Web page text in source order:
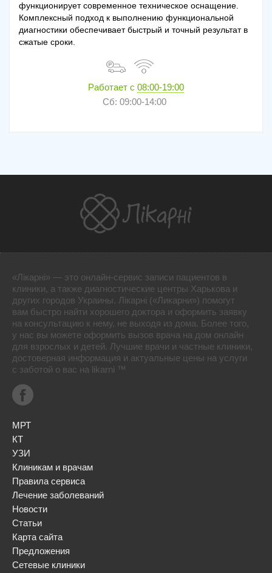
функционирует современное техническое оснащение.
Комплексный подход к выполнению функциональной
диагностики обеспечивает быстрый и точный результат в
сжатые сроки.
Работает с 08:00-19:00
Сб: 09:00-14:00
«Лікарні» — это онлайн-сервис записи пациентов в
клиники, а также диагностические центры Харькова и
других городов Украины. Лікарні («Ликарни») помогут
вам быстро найти хорошего доктора и оформить заявку
на консультацию к нему, не выходя из дома. Более того,
у нас вы можете оформить вызов врача на дом онлайн
для взрослых и детей. Лучшие врачи и частные клиники,
достоверная информация и актуальные цены на услуги
с заботой о вас на likarni ™
МРТ
КТ
УЗИ
Клиникам и врачам
Правила сервиса
Лечение заболеваний
Новости
Статьи
Карта сайта
Предложения
Сетевые клиники